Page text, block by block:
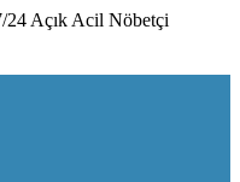
Açık Acil Nöbetçi